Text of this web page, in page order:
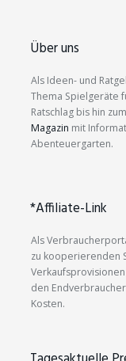
Über uns
Als Ideen- und
Thema Spielgeräte
Ratschlag bis hin
Magazin mit
Abenteuergarten.
*Affiliate-Link
Als
zu kooperierenden
den
Kosten.